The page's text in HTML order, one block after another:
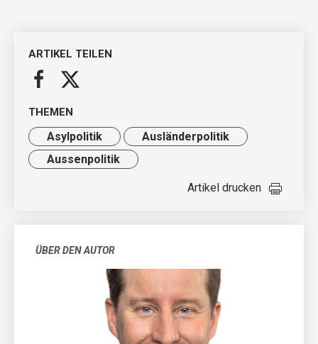
ARTIKEL TEILEN
THEMEN
Asylpolitik
Ausländer­politik
Aussenpolitik
Artikel drucken
ÜBER DEN AUTOR